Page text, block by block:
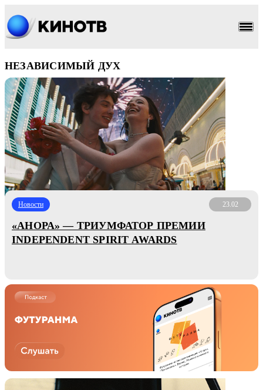
НЕЗАВИСИМЫЙ ДУХ
Новости 23.02
«АНОРА» — ТРИУМФАТОР ПРЕМИИ
INDEPENDENT SPIRIT AWARDS